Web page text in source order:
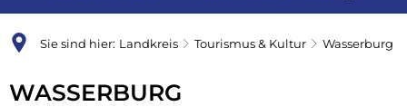
Sie sind hier: Landkreis Tourismus & Kultur Wasserburg
WASSERBURG